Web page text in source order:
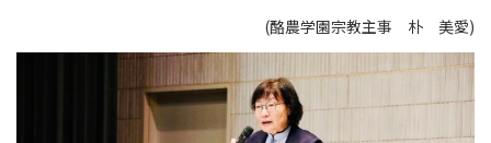
(酪農学園宗教主事 朴 美愛)